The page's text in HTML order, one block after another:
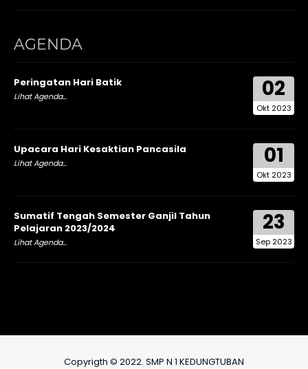
AGENDA
02
Okt 2023
Peringatan Hari Batik
Lihat Agenda...
01
Okt 2023
Upacara Hari Kesaktian Pancasila
Lihat Agenda...
23
Sep 2023
Sumatif Tengah Semester Ganjil Tahun
Pelajaran 2023/2024
Lihat Agenda...
Copyrigth © 2022. SMP N 1 KEDUNGTUBAN